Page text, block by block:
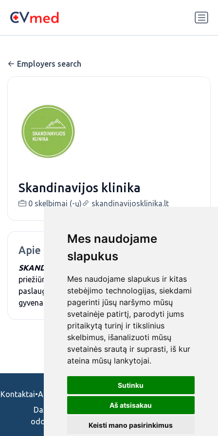
Mes naudojame
slapukus
Mes naudojame slapukus ir kitas
stebėjimo technologijas, siekdami
pagerinti jūsų naršymo mūsų
svetainėje patirtį, parodyti jums
pritaikytą turinį ir tikslinius
skelbimus, išanalizuoti mūsų
svetainės srautą ir suprasti, iš kur
ateina mūsų lankytojai.
Sutinku
Aš atsisakau
Keisti mano pasirinkimus
Employers search
Skandinavijos klinika
0 skelbimai (-ų) skandinavijosklinika.lt
Apie mus
SKANDINAVIJOS KLINIKA
priežiūros įstaiga, teikianti ambulatorines slaugos
paslaugas senjorams ir paliatyviems pacientams
gyvenantiems socialinės globos įstaigose.
Kontaktai•Apie mus•Naudojimosi taisykės•Privatumo politika
Darbo skelbimai ir pasiūlymai: gydytojams,
odontologams, slaugytojams, veterinarams,